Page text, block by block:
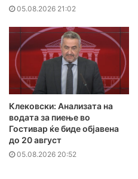
05.08.2026 21:02
Клековски: Анализата на
водата за пиење во
Гостивар ќе биде објавена
до 20 август
05.08.2026 20:52